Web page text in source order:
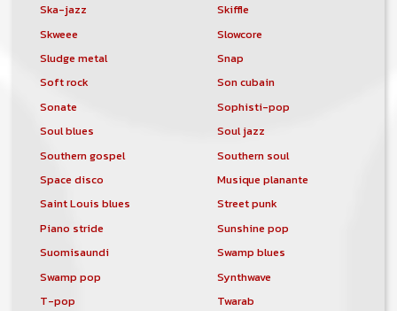
Ska-jazz
Skiffle
Skweee
Slowcore
Sludge metal
Snap
Soft rock
Son cubain
Sonate
Sophisti-pop
Soul blues
Soul jazz
Southern gospel
Southern soul
Space disco
Musique planante
Saint Louis blues
Street punk
Piano stride
Sunshine pop
Suomisaundi
Swamp blues
Swamp pop
Synthwave
T-pop
Twarab